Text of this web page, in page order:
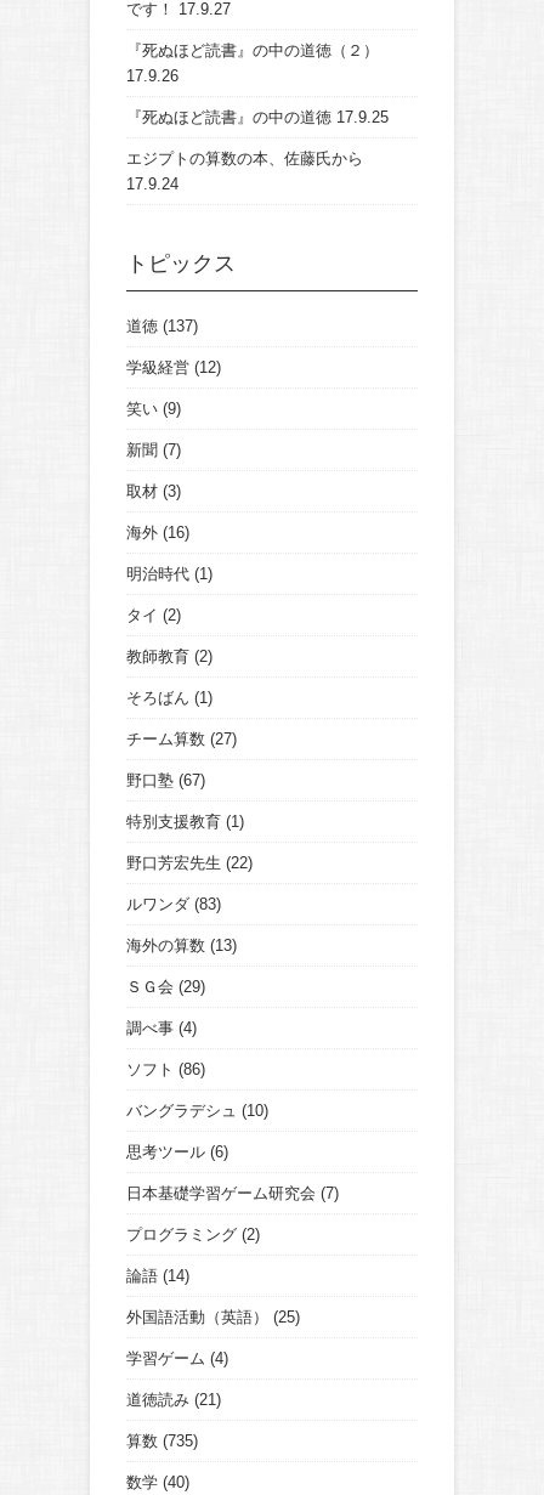
です！
17.9.27
『死ぬほど読書』の中の道徳（２）
17.9.26
『死ぬほど読書』の中の道徳 17.9.25
エジプトの算数の本、佐藤氏から
17.9.24
トピックス
道徳 (137)
学級経営 (12)
笑い (9)
新聞 (7)
取材 (3)
海外 (16)
明治時代 (1)
タイ (2)
教師教育 (2)
そろばん (1)
チーム算数 (27)
野口塾 (67)
特別支援教育 (1)
野口芳宏先生 (22)
ルワンダ (83)
海外の算数 (13)
ＳＧ会 (29)
調べ事 (4)
ソフト (86)
バングラデシュ (10)
思考ツール (6)
日本基礎学習ゲーム研究会 (7)
プログラミング (2)
論語 (14)
外国語活動（英語） (25)
学習ゲーム (4)
道徳読み (21)
算数 (735)
数学 (40)